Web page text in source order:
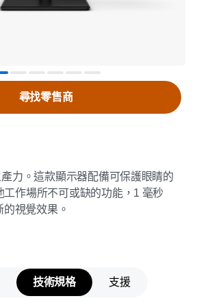
力。這款顯示器配備可保護眼睛的
工作場所不可或缺的功能，1 毫秒
視覺效果。
尋找零售商
技術規格 支援